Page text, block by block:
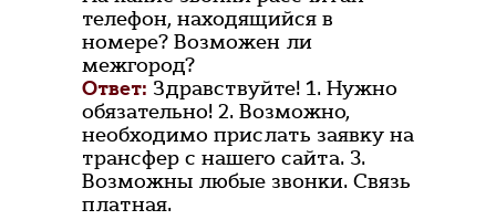
телефон, находящийся в
номере? Возможен ли
межгород?
Ответ: Здравствуйте! 1. Нужно
обязательно! 2. Возможно,
необходимо прислать заявку на
трансфер с нашего сайта. 3.
Возможны любые звонки. Связь
платная.